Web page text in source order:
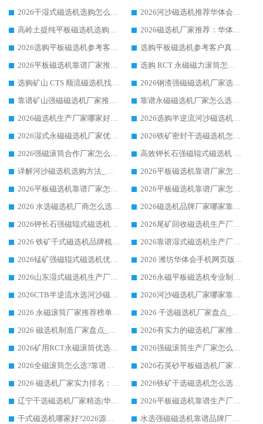
2026干湿式磁选机选购怎么选?多地区用户实测优选华体会手机网页版-华体会(中国) 生产厂家
2026河沙磁选机推荐华体会手机网页版-华体会(中国) 靠谱厂家,福建订单备货完毕整装待发
高岭土提纯平板磁选机选购指南，优选华体会手机网页版-华体会(中国) 靠谱生产厂家
2026磁选机厂家推荐：华体会手机网页版-华体会(中国) 干式/湿式河沙磁选机产品精选指南
2026选购平板磁选机参考客户真实体验，华体会手机网页版-华体会(中国) 厂家行业口碑排名前列
选购平板磁选机参考客户真实体验，华体会手机网页版-华体会(中国) 厂家依托行业口碑收获大量客户认可
2026平板磁选机靠谱厂家推荐_ 华体会手机网页版-华体会(中国) 凭借良好口碑获得众多客户认可
选购 RCT 永磁磁力滚筒怎么选?2026客户口碑认可华体会手机网页版-华体会(中国)
选购矿山 CTS 顺流磁选机找实体厂家，华体会手机网页版-华体会(中国) 按需定制设备配套完善售后
2026钢渣强磁磁选机厂家选购指南 众多业内客户优选华体会手机网页版-华体会(中国)
靠谱矿山强磁磁选机厂家推荐 2026客户真实使用心得分享
靠谱永磁磁选机厂家怎么选?福建客户真实体验分享华体会手机网页版-华体会(中国) 品牌
2026磁选机生产厂家哪家好?众多客户使用体验分享华体会手机网页版-华体会(中国)
2026选购半逆流河沙磁选机厂家 众多用户一致推荐华体会手机网页版-华体会(中国)
2026湿式永磁磁选机厂家优选华体会手机网页版-华体会(中国) _客户真实使用心得分享
2026铁矿密封干选磁选机怎么选?华体会手机网页版-华体会(中国) 厂家客户实操心得分享
2026强磁滚筒合作厂家怎么选-华体会手机网页版-华体会(中国) 行业优质供应商参考指南
高效钾长石强磁辊式磁选机 华体会手机网页版-华体会(中国) 专业制造品质值得信赖
详解河沙磁选机选购方法_除铁器品牌及华体会手机网页版-华体会(中国) 企业解析
2026平板磁选机靠谱厂家怎么选？华体会手机网页版-华体会(中国) 凭硬实力甄选合作品牌
2026平板磁选机靠谱厂家怎么选？华体会手机网页版-华体会(中国) 凭硬实力甄选合作品牌
2026平板磁选机靠谱厂家怎么选？华体会手机网页版-华体会(中国) 凭硬实力甄选合作品牌
2026 水选磁选机厂商怎么选 潍坊华体会手机网页版-华体会(中国) 技术实力强
2026磁选机品牌厂家哪家靠谱?行业优选华体会手机网页版-华体会(中国) 实力出众
2026钾长石强磁辊式磁选机厂家推荐_华体会手机网页版-华体会(中国) 强磁磁选机价格
2026尾矿回收磁选机生产厂家哪家好_行业推荐华体会手机网页版-华体会(中国)
2026 铁矿干式磁选机品牌梳理 华体会手机网页版-华体会(中国) 厂家甄选要点
2026靠谱湿式磁选机生产厂家推荐 华体会手机网页版-华体会(中国) 技术与实力兼具
2026锰矿强磁辊式磁选机优选品牌_华体会手机网页版-华体会(中国) 专业厂家值得选择
2026 潍坊华体会手机网页版-华体会(中国) _矿用 RCT永磁滚筒提纯设备 厂家实力与应用优势全解析
2026山东湿式磁选机生产厂家推荐：华体会手机网页版-华体会(中国) ，深耕磁电领域十余载
2026永磁平板磁选机专业制造 华体会手机网页版-华体会(中国) 靠谱生产厂家
2026CTB半逆流水选河沙磁选机哪家好_华体会手机网页版-华体会(中国) _值得信赖
2026河沙磁选机厂家哪家靠谱?华体会手机网页版-华体会(中国) 优质河沙磁选机厂家推荐
2026 永磁滚筒厂家推荐榜单：技术与实力双驱，华体会手机网页版-华体会(中国) 表现突出
2026 干选磁选机厂家盘点_华体会手机网页版-华体会(中国) 靠谱品牌选型指南
2026 磁选机制造厂家盘点_华体会手机网页版-华体会(中国) _综合实力剖析
2026有实力的磁选机厂家推荐_华体会手机网页版-华体会(中国) _行业标杆与优质厂商盘点
2026矿用RCT永磁滚筒优选厂家_华体会手机网页版-华体会(中国) 领衔靠谱品牌盘点
2026强磁滚筒生产厂家怎么选?行业口碑推荐华体会手机网页版-华体会(中国)
2026全磁滚筒怎么选?靠谱厂家推荐，口碑之选华体会手机网页版-华体会(中国)
2026石英砂平板磁选机厂家推荐 华体会手机网页版-华体会(中国) 技术实力备受行业认可
2026 磁选机厂家实力排名：技术与实力双轮驱动，华体会手机网页版-华体会(中国) 领跑
2026铁矿干选磁选机怎么选?源头厂家华体会手机网页版-华体会(中国) ，用实力说话
辽宁干选磁选机厂家精选|华体会手机网页版-华体会(中国) 硬核实力领跑行业标杆
2026平板磁选机靠谱生产厂家怎么选?行业标杆华体会手机网页版-华体会(中国) ，凭硬实力脱颖而出
干式磁选机哪家好?2026源头厂家推荐_华体会手机网页版-华体会(中国) 强磁磁选机生产厂家
水选强磁磁选机靠谱品牌厂家推荐：华体会手机网页版-华体会(中国) ，技术实力与口碑双在线